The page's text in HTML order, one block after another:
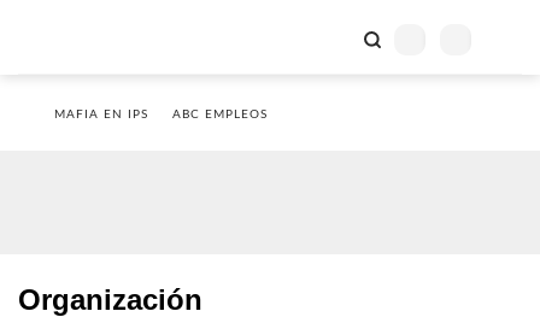
MAFIA EN IPS ABC EMPLEOS
Organización